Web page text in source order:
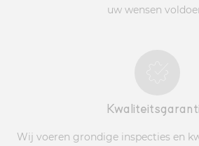
uw wensen
Wij voeren grondige inspecties en